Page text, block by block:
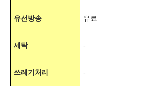
유선방송 유료
세탁 -
쓰레기처리 -